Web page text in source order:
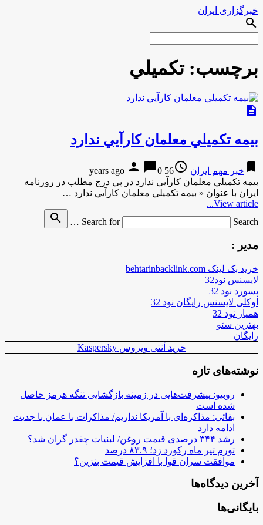
خبرگزاری ایران
search
برچسب:تكميلي
description
بيمه تكميلي معلمان كارآيي ندارد
bookmark خبر مهم ایران access_time
56 years ago
person chat_bubble0
بيمه تكميلي معلمان كارآيي ندارد در پي درج مطلب در روزنامه
ايران با عنوان « بيمه تكميلي معلمان كارآيي ندارد …
View article...
Search for
Search …
search
مدیر :
خرید بک لینک behtarinbacklink.com
لایسنس نود32
پسورد نود 32
اوکلی لایسنس رایگان نود 32
همیار نود 32
بهترین سئو
رایگان
خرید آنتی ویروس Kaspersky
نوشته‌های تازه
روبیو: پیشرفت‌هایی در زمینه بازگشایی تنگه هرمز حاصل
شده است
بقائی: مذاکره‌ای با آمریکا نداریم/ مذاکرات با عمان با جدیت
ادامه دارد
رشد ۳۴۴ درصدی قیمت روغن/ لبنیات چقدر گران شد؟
تورم تیر ماه رکورد زد؛ ۸۳.۹ درصد
موافقت سران قوا با افزایش قیمت بنزین؟
آخرین دیدگاه‌ها
بایگانی‌ها